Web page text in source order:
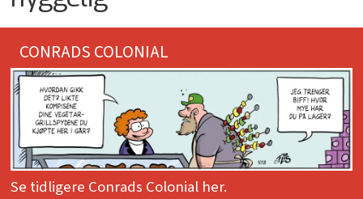
CONRADS COLONIAL
Se tidligere Conrads Colonial her.